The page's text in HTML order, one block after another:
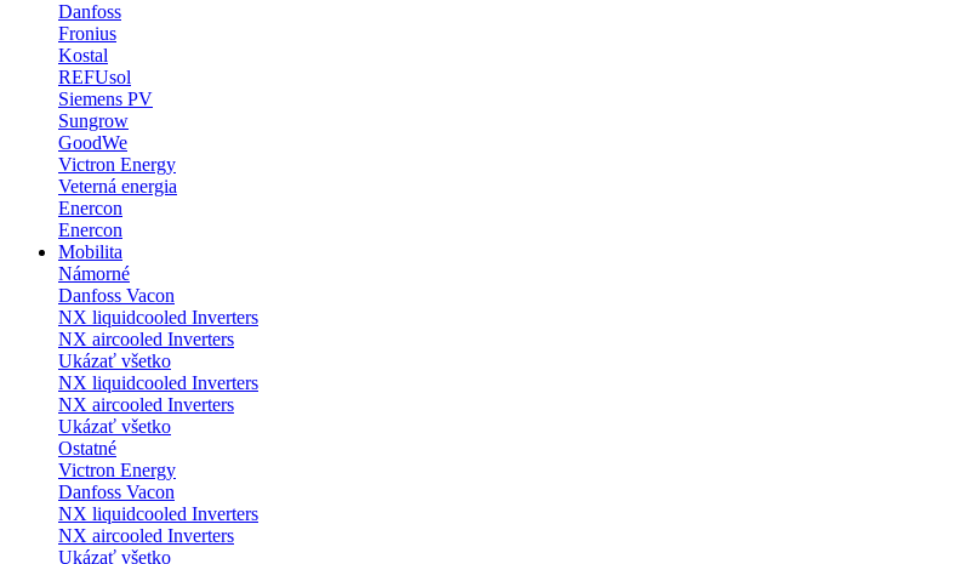
Danfoss
Fronius
Kostal
REFUsol
Siemens PV
Sungrow
GoodWe
Victron Energy
Veterná energia
Enercon
Enercon
Mobilita
Námorné
Danfoss Vacon
NX liquidcooled Inverters
NX aircooled Inverters
Ukázať všetko
NX liquidcooled Inverters
NX aircooled Inverters
Ukázať všetko
Ostatné
Victron Energy
Danfoss Vacon
NX liquidcooled Inverters
NX aircooled Inverters
Ukázať všetko